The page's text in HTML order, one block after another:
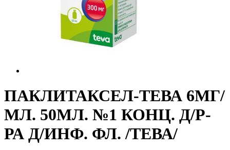
ПАКЛИТАКСЕЛ-ТЕВА 6МГ/
МЛ. 50МЛ. №1 КОНЦ. Д/Р-
РА Д/ИНФ. ФЛ. /ТЕВА/